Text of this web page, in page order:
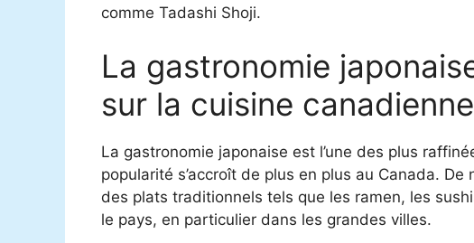
comme Tadashi Shoji.
La gastronomie
sur la cuisine canadienne
La gastronomie japonaise est l’une des plus
popularité s’accroît de plus en plus au Canada.
des plats traditionnels tels que les ramen, les
le pays, en particulier dans les grandes villes.